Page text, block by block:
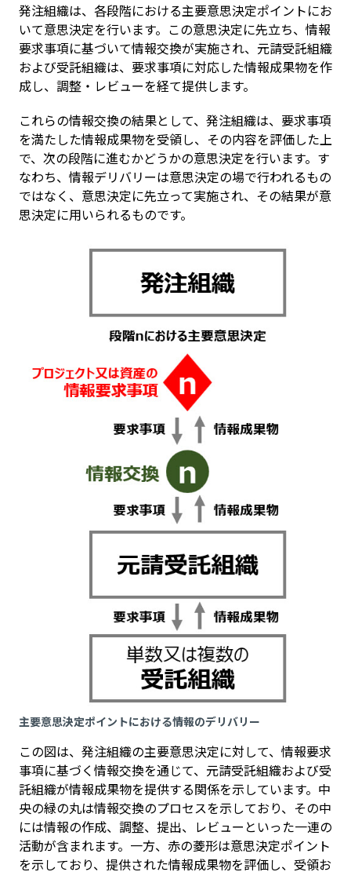
発注組織は、各段階における主要意思決定ポイントにお
いて意思決定を行います。この意思決定に先立ち、情報
要求事項に基づいて情報交換が実施され、元請受託組織
および受託組織は、要求事項に対応した情報成果物を作
成し、調整・レビューを経て提供します。
これらの情報交換の結果として、発注組織は、要求事項
を満たした情報成果物を受領し、その内容を評価した上
で、次の段階に進むかどうかの意思決定を行います。す
なわち、情報デリバリーは意思決定の場で行われるもの
ではなく、意思決定に先立って実施され、その結果が意
思決定に用いられるものです。
主要意思決定ポイントにおける情報のデリバリー
この図は、発注組織の主要意思決定に対して、情報要求
事項に基づく情報交換を通じて、元請受託組織および受
託組織が情報成果物を提供する関係を示しています。中
央の緑の丸は情報交換のプロセスを示しており、その中
には情報の作成、調整、提出、レビューといった一連の
活動が含まれます。一方、赤の菱形は意思決定ポイント
を示しており、提供された情報成果物を評価し、受領お